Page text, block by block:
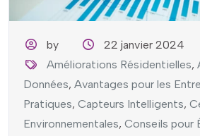
by
22 janvier 2024
Améliorations Résidentielles,
Données, Avantages pour les
Pratiques, Capteurs Intelligents,
Environnementales, Conseils pour